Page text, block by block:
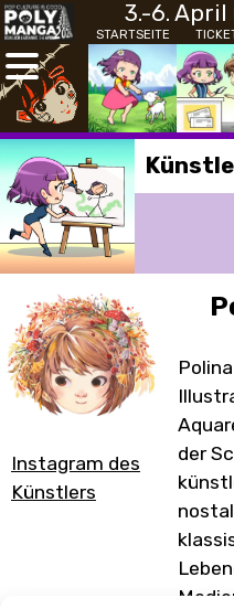
3.-6. April
STARTSEITE
Instagram des
Künstlers
der